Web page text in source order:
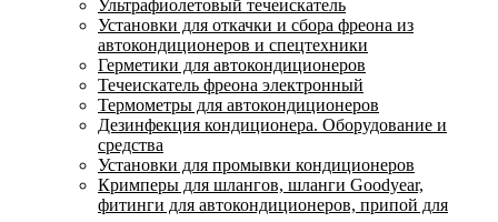
Ультрафиолетовый течеискатель
Установки для откачки и сбора фреона из
автокондиционеров и спецтехники
Герметики для автокондиционеров
Течеискатель фреона электронный
Термометры для автокондиционеров
Дезинфекция кондиционера. Оборудование и
средства
Установки для промывки кондиционеров
Кримперы для шлангов, шланги Goodyear,
фитинги для автокондиционеров, припой для